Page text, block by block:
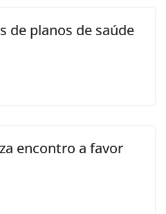
de planos de saúde
encontro a favor